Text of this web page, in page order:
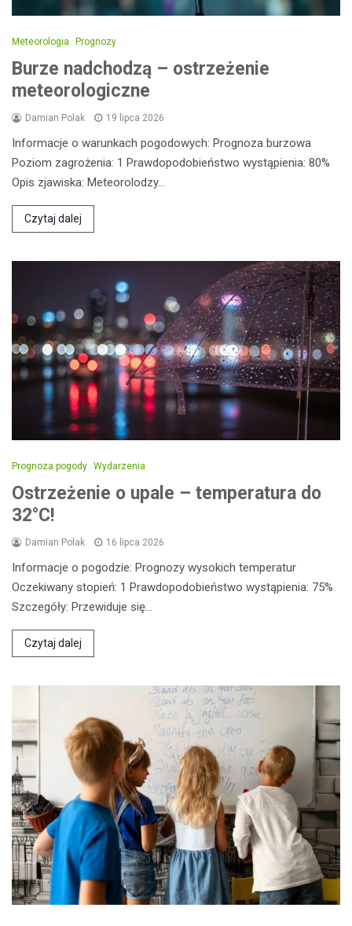
Meteorologia Prognozy
Burze nadchodzą – ostrzeżenie
meteorologiczne
Damian Polak 19 lipca 2026
Informacje o warunkach pogodowych: Prognoza burzowa
Poziom zagrożenia: 1 Prawdopodobieństwo wystąpienia: 80%
Opis zjawiska: Meteorolodzy…
Czytaj dalej
Prognoza pogody Wydarzenia
Ostrzeżenie o upale – temperatura do
32°C!
Damian Polak 16 lipca 2026
Informacje o pogodzie: Prognozy wysokich temperatur
Oczekiwany stopień: 1 Prawdopodobieństwo wystąpienia: 75%
Szczegóły: Przewiduje się…
Czytaj dalej